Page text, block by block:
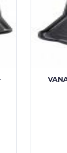
VANA